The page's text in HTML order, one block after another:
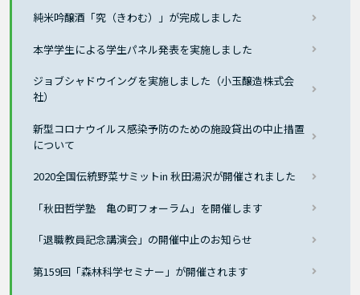
純米吟醸酒「究（きわむ）」が完成しました
本学学生による学生パネル発表を実施しました
ジョブシャドウイングを実施しました（小玉醸造株式会
社）
新型コロナウイルス感染予防のための施設貸出の中止措置
について
2020全国伝統野菜サミットin 秋田湯沢が開催されました
「秋田哲学塾 亀の町フォーラム」を開催します
「退職教員記念講演会」の開催中止のお知らせ
第159回「森林科学セミナー」が開催されます